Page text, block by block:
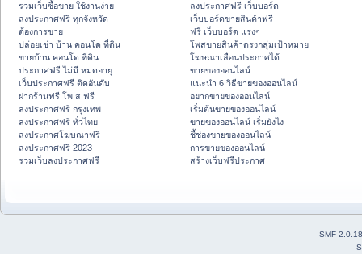
รวมเว็บซื้อขาย ใช้งานง่าย
ลงประกาศฟรี ทุกจังหวัด
ต้องการขาย
ปล่อยเช่า บ้าน คอนโด ที่ดิน
ขายบ้าน คอนโด ที่ดิน
ประกาศฟรี ไม่มี หมดอายุ
เว็บประกาศฟรี ติดอันดับ
ฝากร้านฟรี โพ ส ฟรี
ลงประกาศฟรี กรุงเทพ
ลงประกาศฟรี ทั่วไทย
ลงประกาศโฆษณาฟรี
ลงประกาศฟรี 2023
รวมเว็บลงประกาศฟรี
ลงประกาศฟรี เว็บบอร์ด
เว็บบอร์ดขายสินค้าฟรี
ฟรี เว็บบอร์ด แรงๆ
โพสขายสินค้าตรงกลุ่มเป้าหมาย
โฆษณาเลื่อนประกาศได้
ขายของออนไลน์
แนะนำ 6 วิธีขายของออนไลน์
อยากขายของออนไลน์
เริ่มต้นขายของออนไลน์
ขายของออนไลน์ เริ่มยังไง
ชี้ช่องขายของออนไลน์
การขายของออนไลน์
สร้างเว็บฟรีประกาศ
SMF 2.0.18